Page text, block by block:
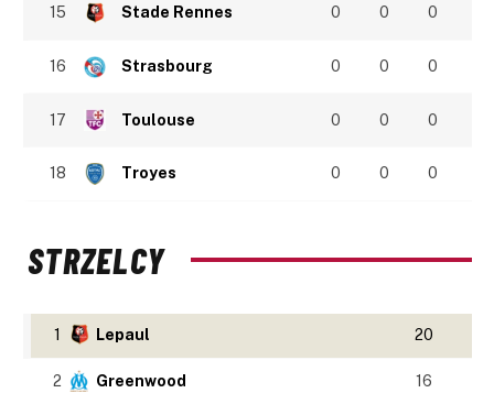
15 Stade Rennes 0 0 0
16 Strasbourg 0 0 0
17 Toulouse 0 0 0
18 Troyes 0 0 0
STRZELCY
1 Lepaul 20
2 Greenwood 16